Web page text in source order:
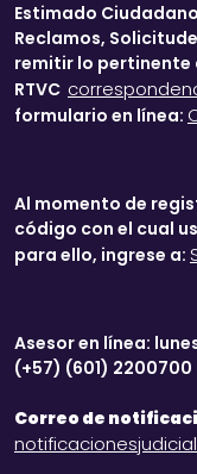
Estimado
Reclamos,
remitir lo pertinente
RTVC
formulario en línea:
Al momento de
código con el cual
para ello, ingrese a:
Asesor en línea:
(+57) (601) 2200700
Correo de